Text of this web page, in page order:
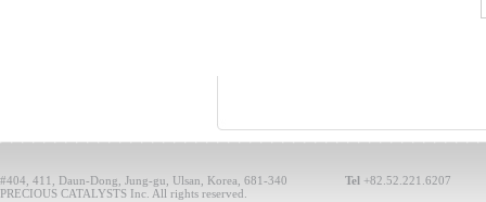
#404, 411, Daun-Dong, Jung-gu, Ulsan, Korea, 681-340 Tel +82.52.221.6207
PRECIOUS CATALYSTS Inc. All rights reserved.